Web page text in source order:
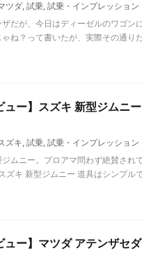
ツダ, 試乗, 試乗・インプレッション
だが、今日はディーゼルのワゴン
ね？って書いたが、実際その通り
ー】スズキ 新型ジムニ
ズキ, 試乗, 試乗・インプレッション
ムニー。プロアマ問わず絶賛され
ズキ 新型ジムニー 道具はシンプル
ー】マツダ アテンザセ